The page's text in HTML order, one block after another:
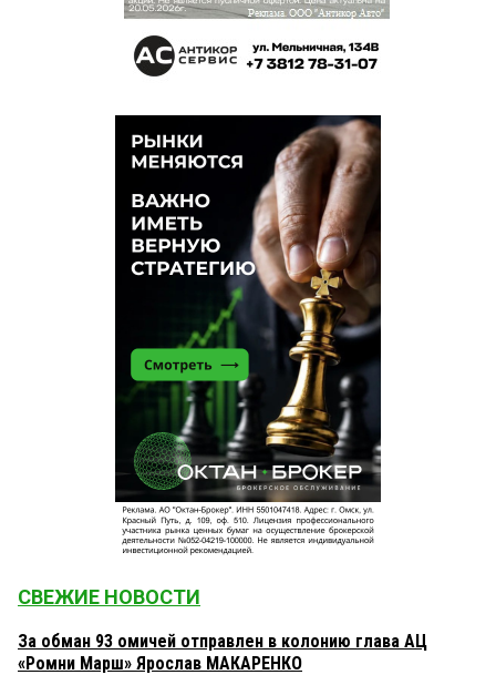
СВЕЖИЕ НОВОСТИ
За обман 93 омичей отправлен в колонию глава АЦ
«Ромни Марш» Ярослав МАКАРЕНКО